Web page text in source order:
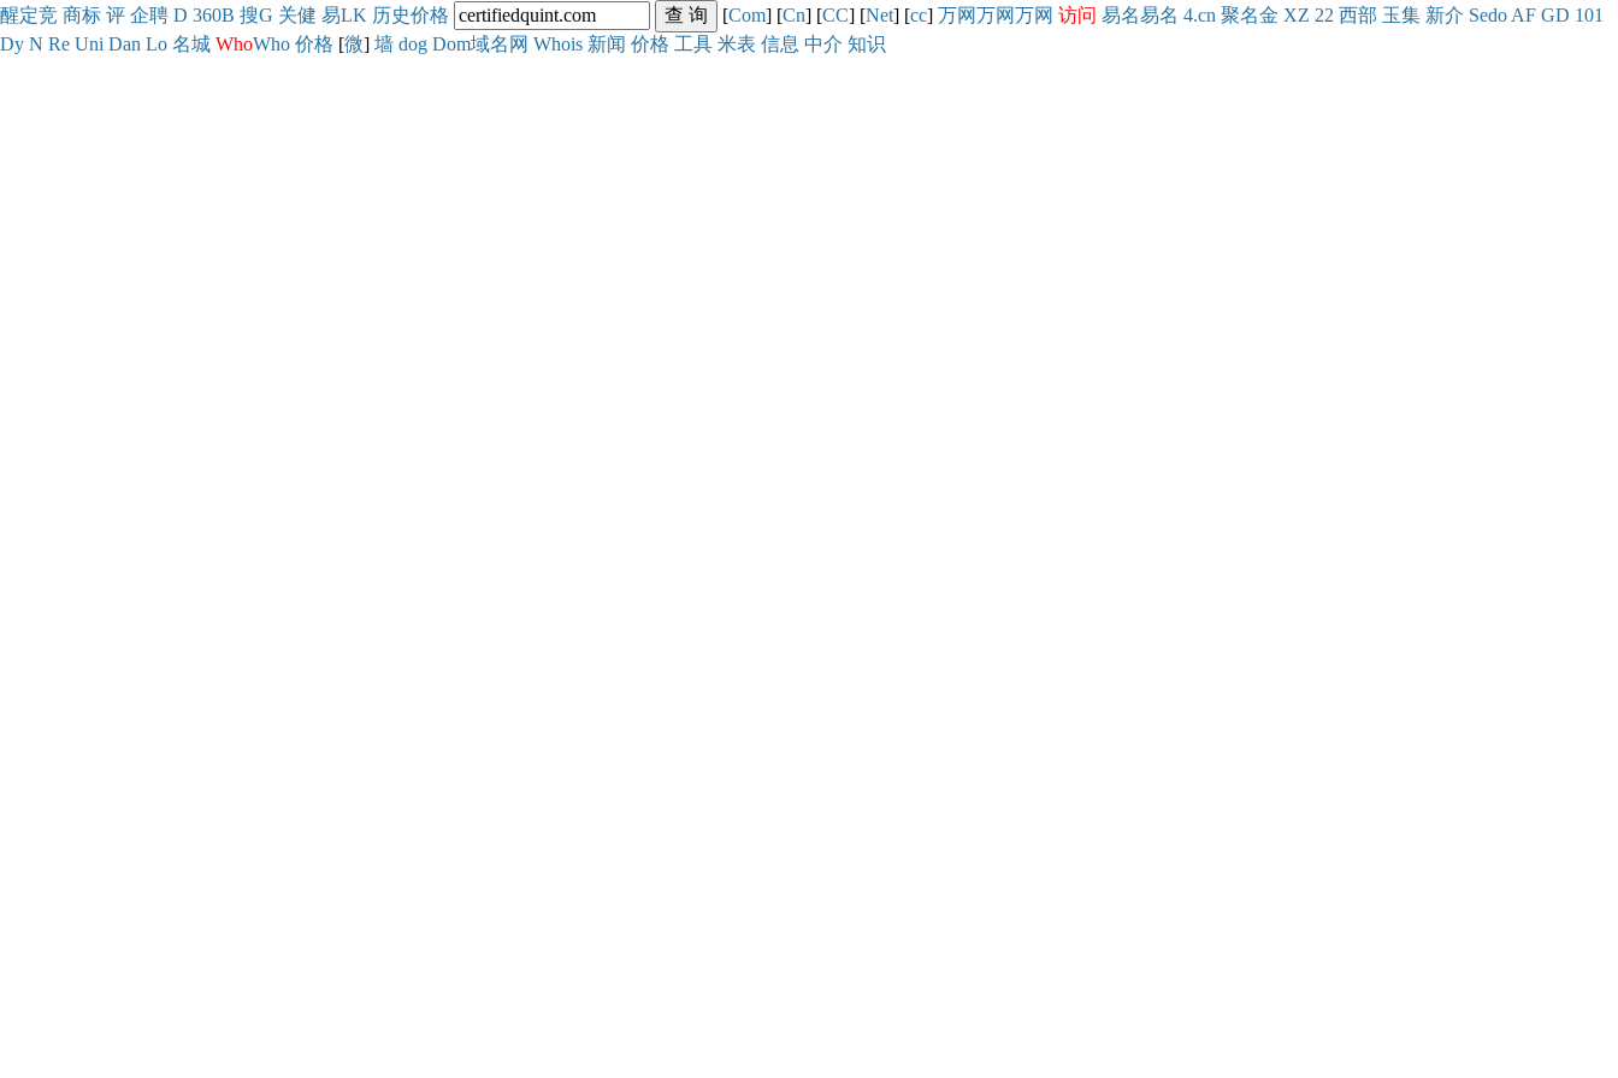
醒定竞 商标 评 企聘 D 360B 搜G 关健 易LK 历史价格 [Com] [Cn] [CC] [Net] [cc] 万网万网万网 访问 易名易名 4.cn 聚名金 XZ 22 西部 玉集 新介 Sedo AF GD 101
Dy N Re Uni Dan Lo 名城 WhoWho 价格 [微] 墙 dog Dom域名网 Whois 新闻 价格 工具 米表 信息 中介 知识